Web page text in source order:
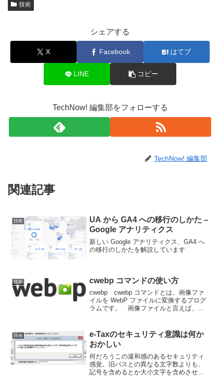
技術
シェアする
X Facebook はてブ
LINE コピー
TechNow! 編集部をフォローする
TechNow! 編集部
関連記事
技術
UA から GA4 への移行のしかた –
Google アナリティクス
新しい Google アナリティクス、GA4 へ
の移行のしかたを解説しています
技術 cwebp コマンドの使い方
cwebp cwebp コマンドとは、画像ファ
イルを WebP ファイルに変換するプログ
ラムです。 画像ファイルと言えば、現
BMP形式（Windows b...
技術
e-Taxのセキュリティ意識は何か
おかしい
何だろうこの違和感のあるセキュリティ
感覚。旧パスとの異なる文字数よりも、
記号を含めるとか大小文字を含めさせる